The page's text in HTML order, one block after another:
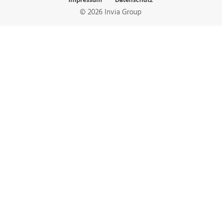
© 2026 Invia Group